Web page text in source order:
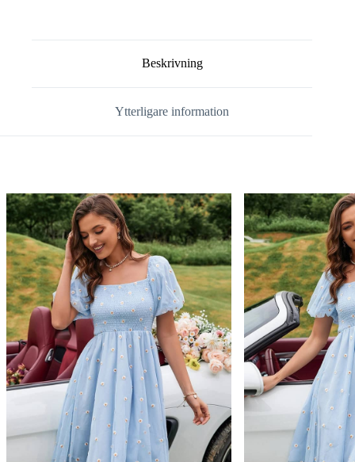
Beskrivning
Ytterligare information